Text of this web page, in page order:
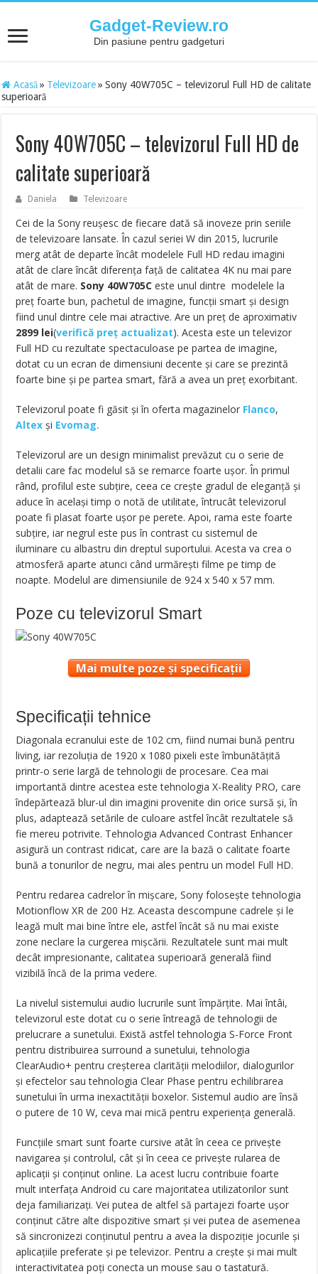
Gadget-Review.ro
Din pasiune pentru gadgeturi
Acasă » Televizoare » Sony 40W705C – televizorul Full HD de calitate
superioară
Sony 40W705C – televizorul Full HD de
calitate superioară
Daniela Televizoare
Cei de la Sony reușesc de fiecare dată să inoveze prin seriile
de televizoare lansate. În cazul seriei W din 2015, lucrurile
merg atât de departe încât modelele Full HD redau imagini
atât de clare încât diferența față de calitatea 4K nu mai pare
atât de mare. Sony 40W705C este unul dintre modelele la
preț foarte bun, pachetul de imagine, funcții smart și design
fiind unul dintre cele mai atractive. Are un preț de aproximativ
2899 lei(verifică preț actualizat). Acesta este un televizor
Full HD cu rezultate spectaculoase pe partea de imagine,
dotat cu un ecran de dimensiuni decente și care se prezintă
foarte bine și pe partea smart, fără a avea un preț exorbitant.
Televizorul poate fi găsit și în oferta magazinelor Flanco,
Altex și Evomag.
Televizorul are un design minimalist prevăzut cu o serie de
detalii care fac modelul să se remarce foarte ușor. În primul
rând, profilul este subțire, ceea ce crește gradul de eleganță și
aduce în același timp o notă de utilitate, întrucât televizorul
poate fi plasat foarte ușor pe perete. Apoi, rama este foarte
subțire, iar negrul este pus în contrast cu sistemul de
iluminare cu albastru din dreptul suportului. Acesta va crea o
atmosferă aparte atunci când urmărești filme pe timp de
noapte. Modelul are dimensiunile de 924 x 540 x 57 mm.
Poze cu televizorul Smart
Mai multe poze și specificații
Specificații tehnice
Diagonala ecranului este de 102 cm, fiind numai bună pentru
living, iar rezoluția de 1920 x 1080 pixeli este îmbunătățită
printr-o serie largă de tehnologii de procesare. Cea mai
importantă dintre acestea este tehnologia X-Reality PRO, care
îndepărtează blur-ul din imagini provenite din orice sursă și, în
plus, adaptează setările de culoare astfel încât rezultatele să
fie mereu potrivite. Tehnologia Advanced Contrast Enhancer
asigură un contrast ridicat, care are la bază o calitate foarte
bună a tonurilor de negru, mai ales pentru un model Full HD.
Pentru redarea cadrelor în mișcare, Sony folosește tehnologia
Motionflow XR de 200 Hz. Aceasta descompune cadrele și le
leagă mult mai bine între ele, astfel încât să nu mai existe
zone neclare la curgerea mișcării. Rezultatele sunt mai mult
decât impresionante, calitatea superioară generală fiind
vizibilă încă de la prima vedere.
La nivelul sistemului audio lucrurile sunt împărțite. Mai întâi,
televizorul este dotat cu o serie întreagă de tehnologii de
prelucrare a sunetului. Există astfel tehnologia S-Force Front
pentru distribuirea surround a sunetului, tehnologia
ClearAudio+ pentru creșterea clarității melodiilor, dialogurilor
și efectelor sau tehnologia Clear Phase pentru echilibrarea
sunetului în urma inexactității boxelor. Sistemul audio are însă
o putere de 10 W, ceva mai mică pentru experiența generală.
Funcțiile smart sunt foarte cursive atât în ceea ce privește
navigarea și controlul, cât și în ceea ce privește rularea de
aplicații și conținut online. La acest lucru contribuie foarte
mult interfața Android cu care majoritatea utilizatorilor sunt
deja familiarizați. Vei putea de altfel să partajezi foarte ușor
conținut către alte dispozitive smart și vei putea de asemenea
să sincronizezi conținutul pentru a avea la dispoziție jocurile și
aplicațiile preferate și pe televizor. Pentru a crește și mai mult
interactivitatea poți conecta un mouse sau o tastatură.